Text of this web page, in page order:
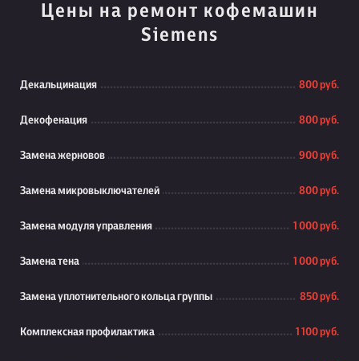
Цены на ремонт кофемашин
Siemens
Декальцинация 800 руб.
Декофенация 800 руб.
Замена жерновов 900 руб.
Замена микровыключателей 800 руб.
Замена модуля управления 1 000 руб.
Замена тена 1 000 руб.
Замена уплотнительного кольца группы 850 руб.
Комплексная профилактика 1 100 руб.